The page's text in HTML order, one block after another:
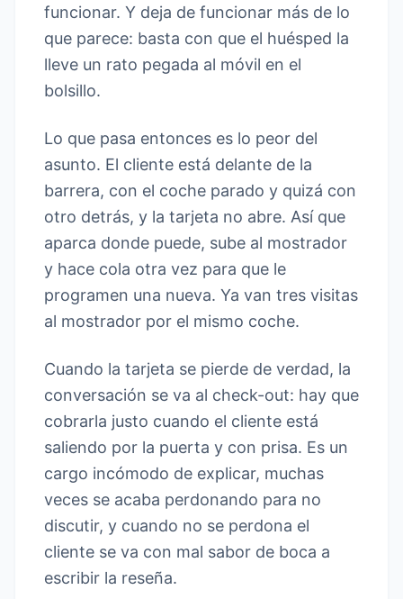
funcionar. Y deja de funcionar más de lo
que parece: basta con que el huésped la
lleve un rato pegada al móvil en el
bolsillo.
Lo que pasa entonces es lo peor del
asunto. El cliente está delante de la
barrera, con el coche parado y quizá con
otro detrás, y la tarjeta no abre. Así que
aparca donde puede, sube al mostrador
y hace cola otra vez para que le
programen una nueva. Ya van tres visitas
al mostrador por el mismo coche.
Cuando la tarjeta se pierde de verdad, la
conversación se va al check-out: hay que
cobrarla justo cuando el cliente está
saliendo por la puerta y con prisa. Es un
cargo incómodo de explicar, muchas
veces se acaba perdonando para no
discutir, y cuando no se perdona el
cliente se va con mal sabor de boca a
escribir la reseña.